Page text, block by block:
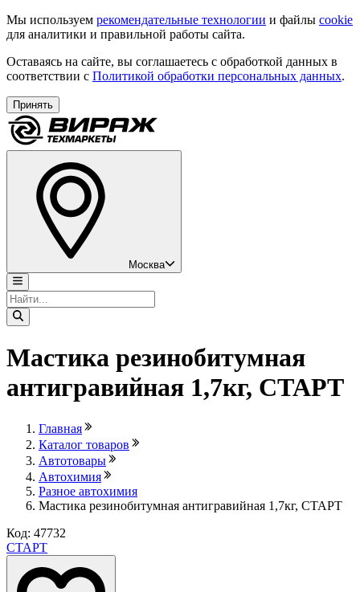
Мы используем рекомендательные технологии и файлы cookie
для аналитики и правильной работы сайта.
Оставаясь на сайте, вы соглашаетесь с обработкой данных в
соответствии с Политикой обработки персональных данных.
Принять
Москва
Мастика резинобитумная
антигравийная 1,7кг, СТАРТ
Главная
Каталог товаров
Автотовары
Автохимия
Разное автохимия
Мастика резинобитумная антигравийная 1,7кг, СТАРТ
Код: 47732
СТАРТ